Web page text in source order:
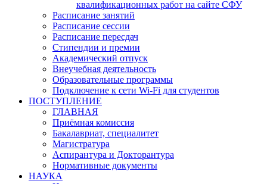
квалификационных работ на сайте СФУ
Расписание занятий
Расписание сессии
Расписание пересдач
Стипендии и премии
Академический отпуск
Внеучебная деятельность
Образовательные программы
Подключение к сети Wi-Fi для студентов
ПОСТУПЛЕНИЕ
ГЛАВНАЯ
Приёмная комиссия
Бакалавриат, специалитет
Магистратура
Аспирантура и Докторантура
Нормативные документы
НАУКА